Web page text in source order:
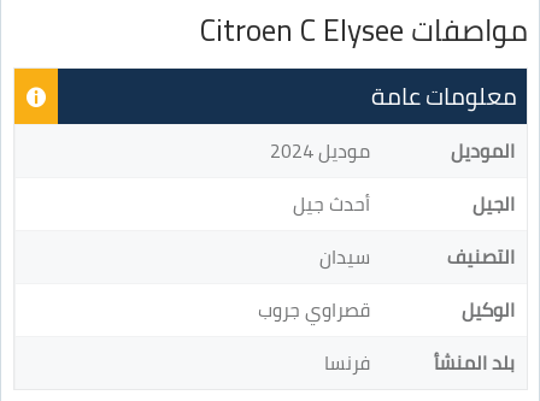
مواصفات Citroen C Elysee
معلومات عامة
الموديل
موديل 2024
الجيل
أحدث جيل
التصنيف
سيدان
الوكيل
قصراوي جروب
بلد المنشأ
فرنسا